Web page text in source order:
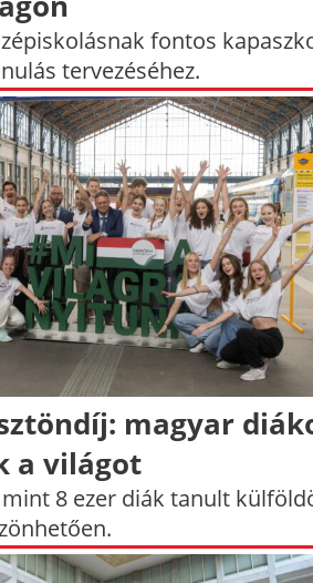
fontos
tervezéséhez.
magyar
a világot
8 ezer diák tanult